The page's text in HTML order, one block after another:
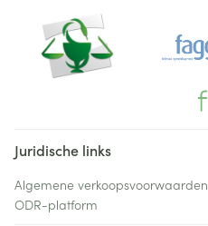
Juridische links
Algemene verkoopsvoorwaarden
ODR-platform